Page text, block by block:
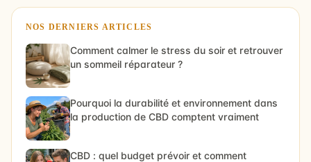
NOS DERNIERS ARTICLES
Comment calmer le stress du soir et retrouver
un sommeil réparateur ?
Pourquoi la durabilité et environnement dans
la production de CBD comptent vraiment
CBD : quel budget prévoir et comment